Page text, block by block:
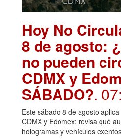
Hoy No
8 de agosto:
no pueden
CDMX y
SÁBADO?.
Este sábado 8 de agosto
CDMX y Edomex; revisa qué
hologramas y vehículos exentos